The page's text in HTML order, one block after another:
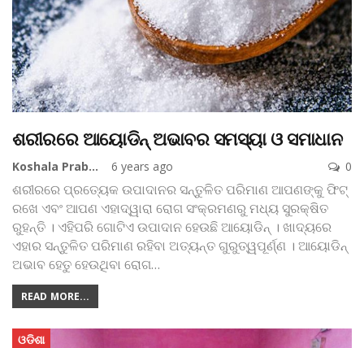
ଶରୀରରେ ଆୟୋଡିନ୍‌ ଅଭାବର ସମସ୍ୟା ଓ ସମାଧାନ
Koshala Prabaha 6 years ago 0
ଶରୀରରେ ପ୍ରତ୍ୟେକ ଉପାଦାନର ସନ୍ତୁଳିତ ପରିମାଣ ଆପଣଙ୍କୁ ଫିଟ୍
ରଖେ ଏବଂ ଆପଣ ଏହା‌ଦ୍ୱାରା ରୋଗ ସଂକ୍ରମଣରୁ ମଧ୍ୟ ସୁରକ୍ଷିତ
ରୁହନ୍ତି । ଏହିପରି ଗୋଟିଏ ଉପାଦାନ ହେଉଛି ଆୟୋଡିନ୍ । ଖାଦ୍ୟରେ
ଏହାର ସନ୍ତୁଳିତ ପରିମାଣ ରହିବା ଅତ୍ୟନ୍ତ ଗୁରୁତ୍ୱପୂର୍ଣ୍ଣ । ଆୟୋଡିନ୍
ଅଭାବ ହେତୁ ହେଉଥିବା ରୋଗ…
READ MORE...
ଓଡିଶା